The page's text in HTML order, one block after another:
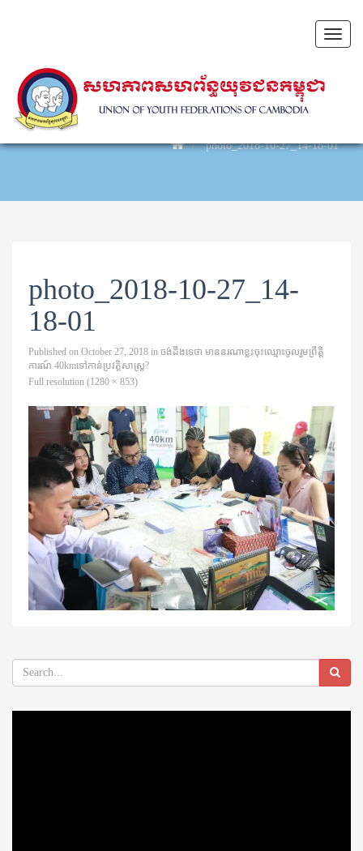
Toggle
photo_2018-10-27_14-18-01
photo_2018-10-27_14-
18-01
Published on October 27, 2018 in ចង់ដឹងទេ​ថា មាន​នរណា​ខ្លះ​ចុះ​ឈ្មោះ​ចូលរួម​ព្រឹត្ដិ
ការណ៍ 40kmទៅកាន់ប្រវត្ដិសាស្រ្ដ?​
Full resolution (1280 × 853)